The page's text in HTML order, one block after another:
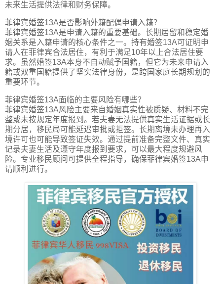
未来生活提供法律和财务保障。
菲律宾婚签13A是否影响外籍配偶申请入籍？
菲律宾婚签13A是申请入籍的重要基础。长期居留和稳定婚
姻关系是入籍申请的核心条件之一。持有婚签13A可证明申
请人在菲律宾合法居住，有利于满足10年以上合法居住要
求。虽然婚签13A本身不自动赋予国籍，但它为未来申请入
籍或双重国籍提供了坚实法律身份，是跨国家庭长期规划的
重要环节。
菲律宾婚签13A面临的主要风险有哪些？
菲律宾婚签13A风险主要来自婚姻真实性被质疑、材料不完
整或未按规定年度报到。若夫妻无法提供真实生活证据或长
期分居，移民局可能延迟审批或拒签。长期离境未办理再入
境许可也可能导致签证失效。通过提前准备完整文件、真实
记录夫妻生活及遵守年度报到要求，可以最大程度规避风
险。专业移民顾问可提供全程指导，确保菲律宾婚签13A申
请顺利进行。